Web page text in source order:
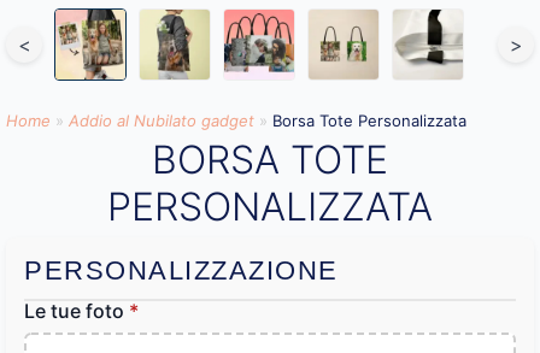
< >
Home » Addio al Nubilato gadget » Borsa Tote Personalizzata
BORSA TOTE
PERSONALIZZATA
PERSONALIZZAZIONE
Le tue foto *